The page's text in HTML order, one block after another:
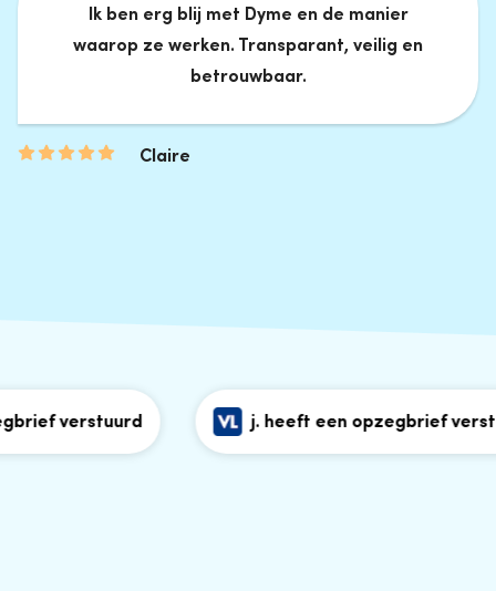
Ik ben erg blij met Dyme en de manier
waarop ze werken. Transparant, veilig en
betrouwbaar.
Claire
verstuurd j. heeft een opzegbrief